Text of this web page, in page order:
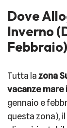
Dove
Inverno
Febbraio)
Tutta lazona
vacanze mare
gennaio e
questa zona),